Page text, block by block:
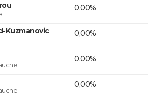
0,00%
Kuzmanovic 0,00%
0,00%
0,00%